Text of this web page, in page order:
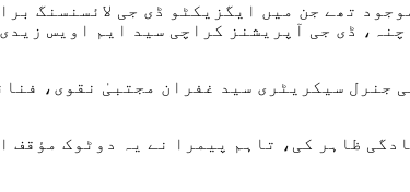
تھے جن میں ایگزیکٹو ڈی جی لائسنسنگ
ڈی جی آپریشنز کراچی سید ایم اویس
جنرل سیکریٹری سید غفران مجتبیٰ نقوی،
ظاہر کی، تاہم پیمرا نے یہ دوٹوک